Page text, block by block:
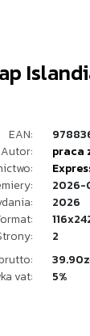
EAN:
Autor:
praca
2026-
2026
2
vat:
5%